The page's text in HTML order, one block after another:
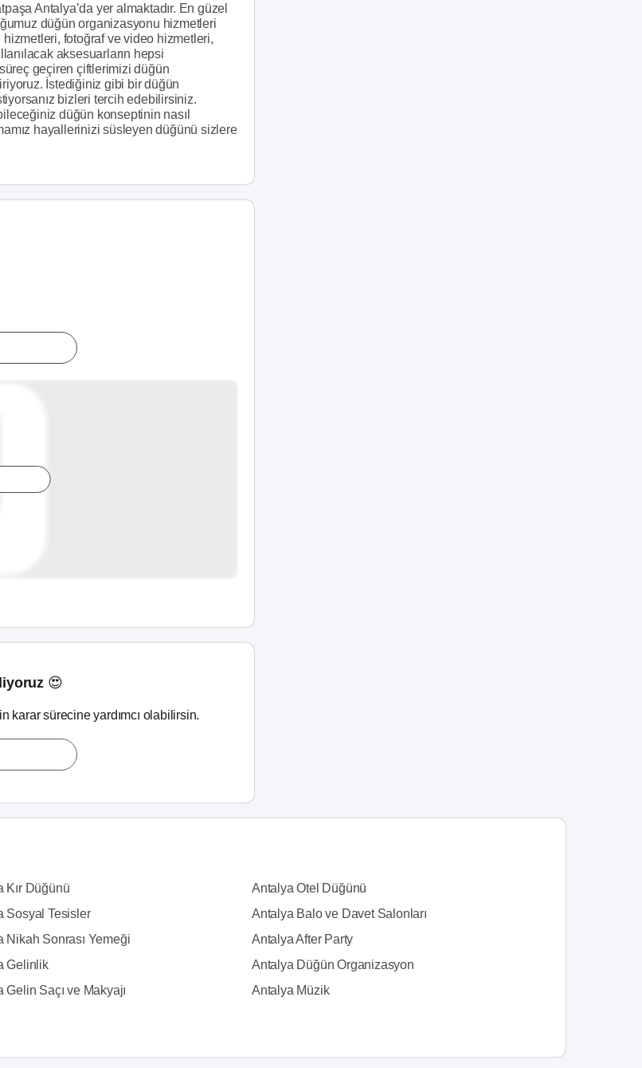
Antalya’da yer almaktadır. En güzel
düğün organizasyonu hizmetleri
fotoğraf ve video hizmetleri,
aksesuarların hepsi
geçiren çiftlerimizi düğün
İstediğiniz gibi bir düğün
bizleri tercih edebilirsiniz.
düğün konseptinin nasıl
hayallerinizi süsleyen düğünü sizlere
😍
karar sürecine yardımcı olabilirsin.
Kır Düğünü
Antalya Otel Düğünü
Sosyal Tesisler
Antalya Balo ve Davet Salonları
Nikah Sonrası Yemeği
Antalya After Party
Gelinlik
Antalya Düğün Organizasyon
Gelin Saçı ve Makyajı
Antalya Müzik